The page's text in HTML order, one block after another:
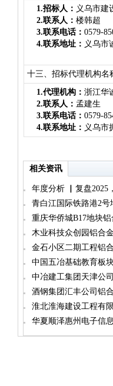
1.招标人： 义乌市建
2.联系人： 楼韩超
3.联系电话： 0579-
4.联系地址： 义乌市
十三、招标代理机构名
1.代理机构： 浙江华
2.联系人： 孟建生
3.联系电话： 0579-
4.联系地址： 义乌市
相关资讯
年度分析 ▏复盘2025
门窗市场的生存考验与
青白江国际铁路港2号
及铝合金门窗工程招标
重庆华侨城B17地块
木业科技众创园铝合
金石小区二期工程铝
中国五冶基础教育板
标段铝合金门窗工程
中冶建工集团天津公
安置房工程一期项目铝
酒钢集团汇丰公司铝
淮北淮海建设工程有
窗采购与安装招标公告
华夏顺泽惠州电子信
百叶工程招标前信息公